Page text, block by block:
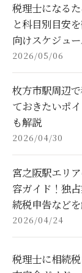
税理士になる
と科目別目安
向けスケジュ
2026/05/06
枚方市駅周辺
ておきたいポ
も解説
2026/04/30
宮之阪駅エリ
容ガイド！独
続税申告など
2026/04/24
税理士に相続